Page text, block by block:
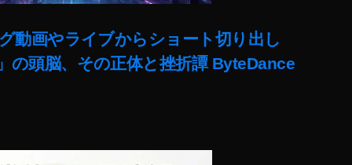
動画やライブからショート切り出し
の頭脳、その正体と挫折譚 ByteDance